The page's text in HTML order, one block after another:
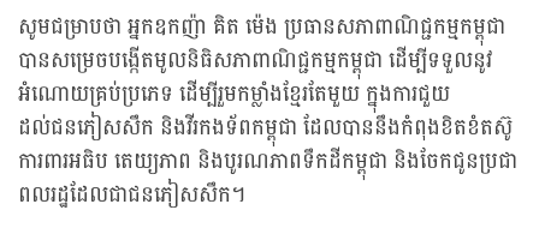
សូមជម្រាបថា អ្នកឧកញ៉ា គិត ម៉េង ប្រធានសភាពាណិជ្ជកម្មកម្ពុជា
បានសម្រេចបង្កើតមូលនិធិសភាពាណិជ្ជកម្មកម្ពុជា ដើម្បីទទួលនូវ
អំណោយគ្រប់ប្រភេទ ដើម្បីរួមកម្លាំងខ្មែរតែមួយ ក្នុងការជួយ
ដល់ជនភៀសសឹក និងវីរកងទ័ពកម្ពុជា ដែលបាននឹងកំពុងខិតខំតស៊ូ
ការពារអធិប តេយ្យភាព និងបូរណភាពទឹកដីកម្ពុជា និងចែកជូនប្រជា
ពលរដ្ឋដែលជាជនភៀសសឹក។